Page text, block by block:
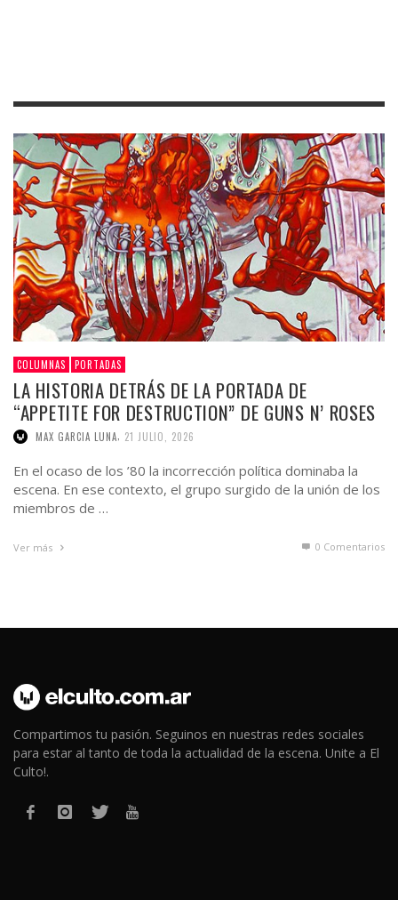
COLUMNAS PORTADAS
LA HISTORIA DETRÁS DE LA PORTADA DE
“APPETITE FOR DESTRUCTION” DE GUNS N’ ROSES
MAX GARCIA LUNA 21 JULIO, 2026
En el ocaso de los ’80 la incorrección política dominaba la
escena. En ese contexto, el grupo surgido de la unión de los
miembros de …
Ver más 0 Comentarios
Compartimos tu pasión. Seguinos en nuestras redes sociales
para estar al tanto de toda la actualidad de la escena. Unite a El
Culto!.